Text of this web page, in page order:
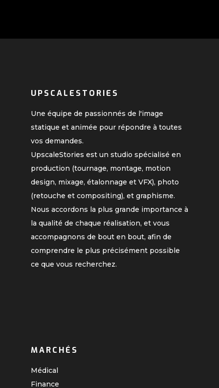
UPSCALESTORIES
Une équipe de passionnés de l'image
statique et animée pour répondre à toutes
vos demandes.
UpscaleStories est un studio spécialisé en
production (tournage, montage, motion
design, mixage, étalonnage et VFX), photo
(retouche et compositing), et graphisme.
Nous accordons la plus grande importance à
la qualité de chaque réalisation, et vous
accompagnons de bout en bout, afin de
comprendre le plus précisément possible
ce que vous recherchez.
MARCHÉS
Médical
Finance